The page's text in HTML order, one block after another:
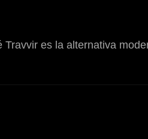
es la alternativa